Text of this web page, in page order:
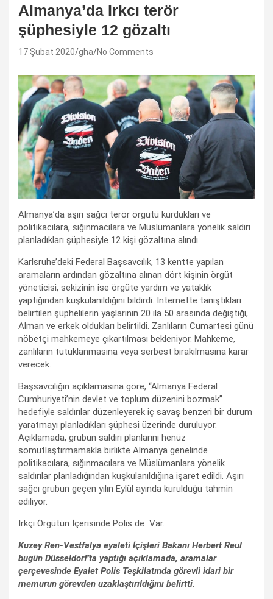
Almanya’da Irkcı terör
şüphesiyle 12 gözaltı
17 Şubat 2020 gha No Comments
Almanya’da aşırı sağcı terör örgütü kurdukları ve
politikacılara, sığınmacılara ve Müslümanlara yönelik saldırı
planladıkları şüphesiyle 12 kişi gözaltına alındı.
Karlsruhe’deki Federal Başsavcılık, 13 kentte yapılan
aramaların ardından gözaltına alınan dört kişinin örgüt
yöneticisi, sekizinin ise örgüte yardım ve yataklık
yaptığından kuşkulanıldığını bildirdi. İnternette tanıştıkları
belirtilen şüphelilerin yaşlarının 20 ila 50 arasında değiştiği,
Alman ve erkek oldukları belirtildi. Zanlıların Cumartesi günü
nöbetçi mahkemeye çıkartılması bekleniyor. Mahkeme,
zanlıların tutuklanmasına veya serbest bırakılmasına karar
verecek.
Başsavcılığın açıklamasına göre, “Almanya Federal
Cumhuriyeti’nin devlet ve toplum düzenini bozmak”
hedefiyle saldırılar düzenleyerek iç savaş benzeri bir durum
yaratmayı planladıkları şüphesi üzerinde duruluyor.
Açıklamada, grubun saldırı planlarını henüz
somutlaştırmamakla birlikte Almanya genelinde
politikacılara, sığınmacılara ve Müslümanlara yönelik
saldırılar planladığından kuşkulanıldığına işaret edildi. Aşırı
sağcı grubun geçen yılın Eylül ayında kurulduğu tahmin
ediliyor.
Irkçı Örgütün İçerisinde Polis de Var.
Kuzey Ren-Vestfalya eyaleti İçişleri Bakanı Herbert Reul
bugün Düsseldorf’ta yaptığı açıklamada, aramalar
çerçevesinde Eyalet Polis Teşkilatında görevli idari bir
memurun görevden uzaklaştırıldığını belirtti.